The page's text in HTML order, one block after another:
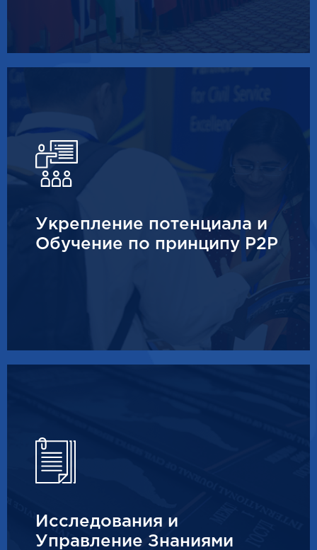
Укрепление потенциала и
Обучение по принципу P2P
Исследования и
Управление Знаниями